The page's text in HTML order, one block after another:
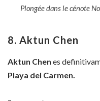
Plongée dans le cénote
8. Aktun Chen
Aktun Chen es
Playa del Carmen.